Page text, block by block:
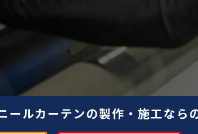
ールカーテンの製作・施工な